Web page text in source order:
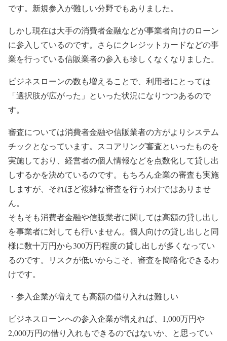
です。新規参入が難しい分野でもありました。
しかし現在は大手の消費者金融などが事業者向けのローン
に参入しているのです。さらにクレジットカードなどの事
業を行っている信販業者の参入も珍しくなくなりました。
ビジネスローンの数も増えることで、利用者にとっては
「選択肢が広がった」といった状況になりつつあるので
す。
審査については消費者金融や信販業者の方がよりシステム
チックとなっています。スコアリング審査といったものを
実施しており、経営者の個人情報などを点数化して貸し出
しするかを決めているのです。もちろん企業の審査も実施
しますが、それほど複雑な審査を行うわけではありませ
ん。
そもそも消費者金融や信販業者に関しては高額の貸し出し
を事業者に対しても行いません。個人向けの貸し出しと同
様に数十万円から300万円程度の貸し出しが多くなってい
るのです。リスクが低いからこそ、審査を簡略化できるわ
けです。
・参入企業が増えても高額の借り入れは難しい
ビジネスローンへの参入企業が増えれば、1,000万円や
2,000万円の借り入れもできるのではないか、と思ってい